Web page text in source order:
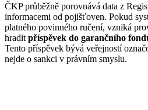
ČKP průběžně porovnává data z
informacemi od pojišťoven. Pokud
platného povinného ručení, vzniká
hradit příspěvek do garančního
Tento příspěvek bývá veřejností
nejde o sankci v právním smyslu.